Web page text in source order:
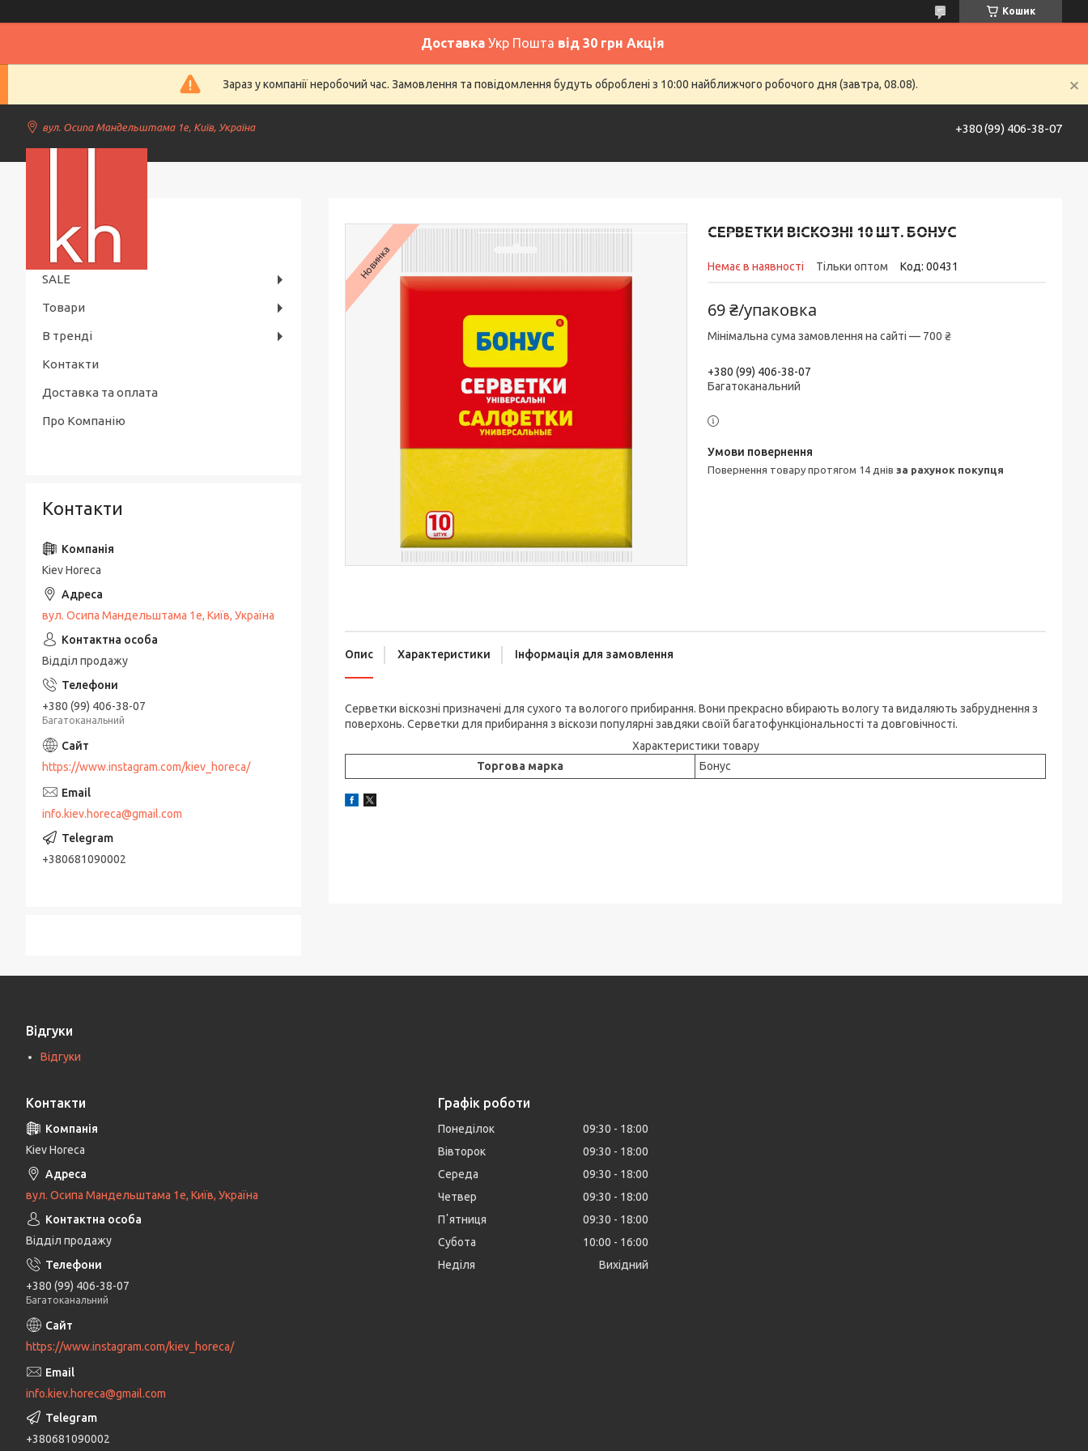
Кошик
ДоставкаУкр Пошта від 30 грн Акція
Зараз у компанії неробочий час. Замовлення та повідомлення будуть оброблені з 10:00 найближчого робочого дня (завтра, 08.08).
вул. Осипа Мандельштама 1е, Київ, Україна +380 (99) 406-38-07
СЕРВЕТКИ ВІСКОЗНІ 10 ШТ. БОНУС
Немає в наявності Тільки оптом Код: 00431
69 ₴/упаковка
Мінімальна сума замовлення на сайті — 700 ₴
+380 (99) 406-38-07
Багатоканальний
повернення товару протягом 14 днів за рахунок покупця
Новинка
Опис Характеристики Інформація для замовлення
Серветки віскозні призначені для сухого та вологого прибирання. Вони прекрасно вбирають вологу та видаляють забруднення з
поверхонь. Серветки для прибирання з віскози популярні завдяки своїй багатофункціональності та довговічності.
Характеристики товару
Торгова марка
Бонус
SALE
Товари
В тренді
Контакти
Доставка та оплата
Про Компанію
Контакти
Kiev Horeca
вул. Осипа Мандельштама 1е, Київ, Україна
Відділ продажу
+380 (99) 406-38-07
Багатоканальний
https://www.instagram.com/kiev_horeca/
info.kiev.horeca@gmail.com
+380681090002
Відгуки
Відгуки
Контакти
Kiev Horeca
вул. Осипа Мандельштама 1е, Київ, Україна
Відділ продажу
+380 (99) 406-38-07
Багатоканальний
https://www.instagram.com/kiev_horeca/
info.kiev.horeca@gmail.com
+380681090002
Графік роботи
Понеділок 09:30
18:00
Вівторок
09:30
18:00
Середа
09:30
18:00
Четвер
09:30
18:00
Пʼятниця
09:30
18:00
Субота
10:00
16:00
Неділя
Вихідний